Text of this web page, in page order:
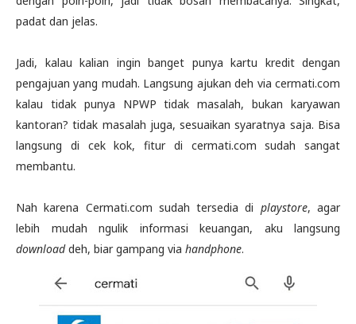
padat dan jelas.
Jadi, kalau kalian ingin banget punya kartu kredit dengan
pengajuan yang mudah. Langsung ajukan deh via cermati.com
kalau tidak punya NPWP tidak masalah, bukan karyawan
kantoran? tidak masalah juga, sesuaikan syaratnya saja. Bisa
langsung di cek kok, fitur di cermati.com sudah sangat
membantu.
Nah karena Cermati.com sudah tersedia di playstore, agar
lebih mudah ngulik informasi keuangan, aku langsung
downloaddeh, biar gampang via handphone.